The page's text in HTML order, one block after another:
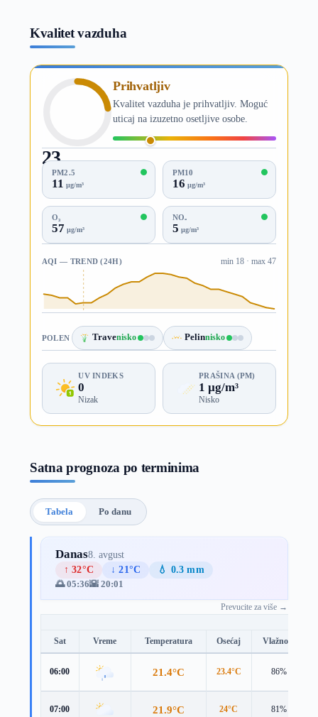
Kvalitet vazduha
23
AQI
Prihvatljiv
Kvalitet vazduha je prihvatljiv. Moguć
uticaj na izuzetno osetljive osobe.
PM2.5
11 µg/m³
PM10
16 µg/m³
O₃
57 µg/m³
NO₂
5 µg/m³
AQI — TREND (24H) min 18 · max 47
POLEN Travenisko Pelinnisko
UV INDEKS
0
Nizak
PRAŠINA (PM)
1 µg/m³
Nisko
Satna prognoza po terminima
Tabela Po danu
Danas8. avgust
↑ 32°C
↓ 21°C
💧 0.3 mm
🌅 05:36🌇 20:01
Prevucite za više →
Sat Vreme Temperatura Osećaj Vlažnost
06:00 21.4°C 23.4°C 86%
07:00 21.9°C 24°C 81%